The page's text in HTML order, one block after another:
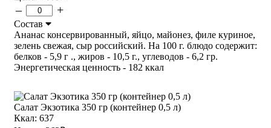
– +
Состав
Ананас консервированный, яйцо, майонез, филе куриное,
зелень свежая, сыр российский. На 100 г. блюдо содержит:
белков - 5,9 г ., жиров - 10,5 г., углеводов - 6,2 гр.
Энергетическая ценность - 182 ккал
Салат Экзотика 350 гр (контейнер 0,5 л)
Ккал: 637